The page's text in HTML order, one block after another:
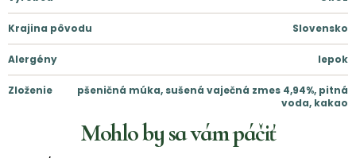
Krajina pôvodu Slovensko
Alergény lepok
Zloženie
pšeničná múka, sušená vaječná zmes 4,94%, pitná
voda, kakao
Mohlo by sa vám páčiť